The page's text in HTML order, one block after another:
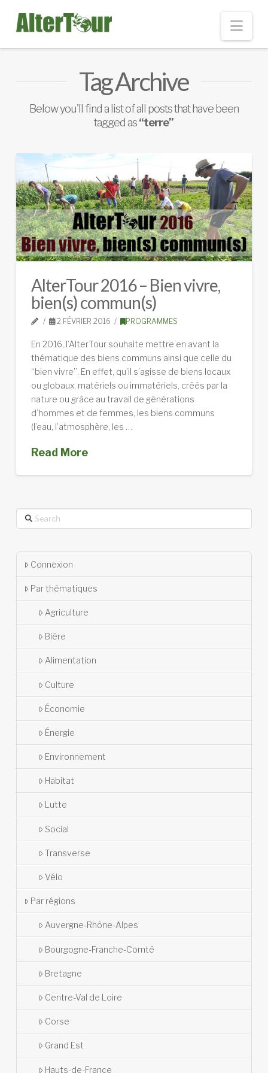
Tag Archive
Below you'll find a list of all posts that have been
tagged as“terre”
AlterTour 2016 – Bien vivre,
bien(s) commun(s)
2 FÉVRIER 2016 PROGRAMMES
En 2016, l’AlterTour souhaite mettre en avant la
thématique des biens communs ainsi que celle du
“bien vivre”. En effet, qu’il s’agisse de biens locaux
ou globaux, matériels ou immatériels, créés par la
nature ou grâce au travail de générations
d’hommes et de femmes, les biens communs
(l’eau, l’atmosphère, les …
Read More
Search
Connexion
Par thématiques
Agriculture
Bière
Alimentation
Culture
Économie
Énergie
Environnement
Habitat
Lutte
Social
Transverse
Vélo
Par régions
Auvergne-Rhône-Alpes
Bourgogne-Franche-Comté
Bretagne
Centre-Val de Loire
Corse
Grand Est
Hauts-de-France